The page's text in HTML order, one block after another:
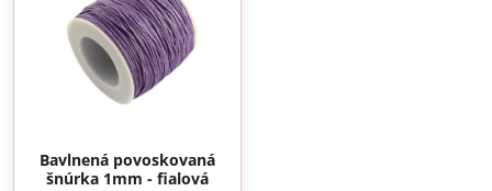
Bavlnená povoskovaná
šnúrka 1mm - fialová